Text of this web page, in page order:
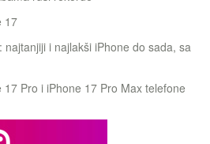
17
najtanjiji i najlakši iPhone do sada, sa
Pro i iPhone 17 Pro Max telefone